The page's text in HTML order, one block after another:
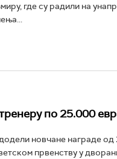
где су радили на
по 25.000
новчане награде
првенству у